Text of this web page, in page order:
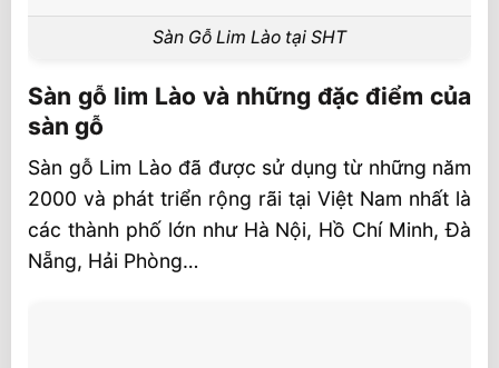
Sàn Gỗ Lim Lào tại SHT
Sàn gỗ lim Lào và những đặc điểm của
sàn gỗ
Sàn gỗ Lim Lào đã được sử dụng từ những năm
2000 và phát triển rộng rãi tại Việt Nam nhất là
các thành phố lớn như Hà Nội, Hồ Chí Minh, Đà
Nẵng, Hải Phòng…